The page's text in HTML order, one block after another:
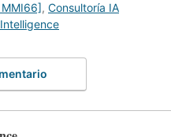
, Consultoría IA